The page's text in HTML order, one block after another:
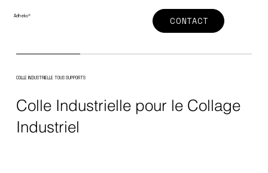
Adheko® CONTACT
COLLE INDUSTRIELLE TOUS SUPPORTS
Colle Industrielle pour le Collage
Industriel